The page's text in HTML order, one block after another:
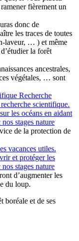
fièrement un
donc de
les traces de toutes
laveur, … ) et même
la forêt
ancestrales,
végétales, … sont
Recherche
scientifique.
les océans en aidant
stages nature
de la protection de
vacances utiles.
et protéger les
stages nature
d’augmenter les
du loup.
boréale et de ses